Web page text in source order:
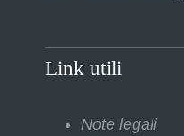
Link utili
Note legali